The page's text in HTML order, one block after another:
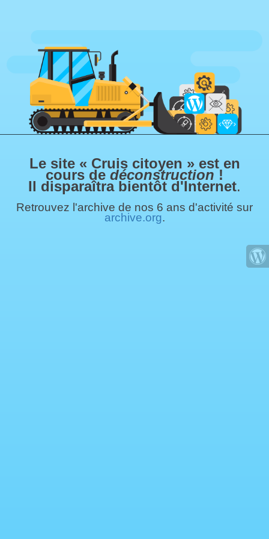
Le site « Cruis citoyen » est en
cours de déconstruction !
Il disparaîtra bientôt d'Internet.
Retrouvez l'archive de nos 6 ans d'activité sur
archive.org.